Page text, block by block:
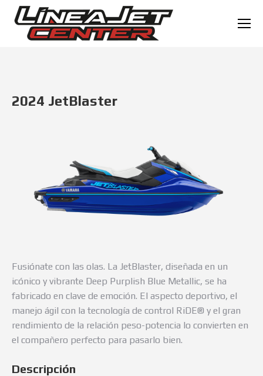
2024 JetBlaster
Fusiónate con las olas. La JetBlaster, diseñada en un
icónico y vibrante Deep Purplish Blue Metallic, se ha
fabricado en clave de emoción. El aspecto deportivo, el
manejo ágil con la tecnología de control RiDE® y el gran
rendimiento de la relación peso-potencia lo convierten en
el compañero perfecto para pasarlo bien.
Descripción